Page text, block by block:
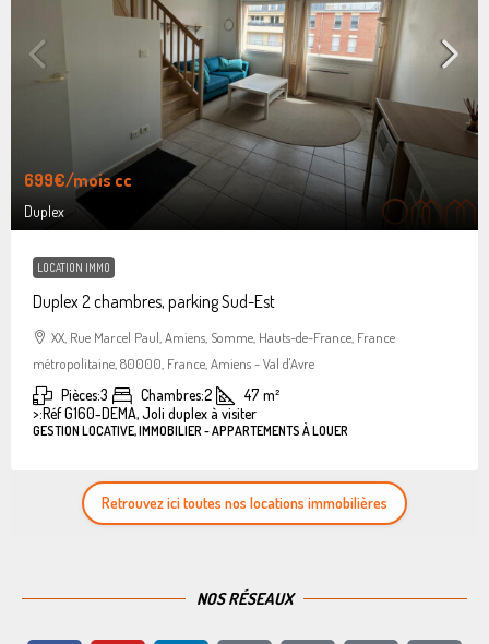
699€/mois cc
Duplex
LOCATION IMMO
Duplex 2 chambres, parking Sud-Est
XX, Rue Marcel Paul, Amiens, Somme, Hauts-de-France, France
métropolitaine, 80000, France, Amiens - Val d'Avre
Pièces:3 Chambres:2 47 m²
>:Réf G160-DEMA, Joli duplex à visiter
GESTION LOCATIVE, IMMOBILIER - APPARTEMENTS À LOUER
Retrouvez ici toutes nos locations immobilières
NOS RÉSEAUX